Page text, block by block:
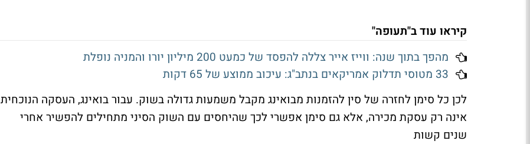
קיראו עוד ב"תעופה"
מהפך בתוך שנה: ווייז אייר צללה להפסד של כמעט 200 מיליון יורו והמניה נופלת
33 מטוסי תדלוק אמריקאים בנתב"ג: עיכוב ממוצע של 65 דקות
לכן כל סימן לחזרה של סין להזמנות מבואינג מקבל משמעות גדולה בשוק. עבור בואינג, העסקה הנוכחית
אינה רק עסקת מכירה, אלא גם סימן אפשרי לכך שהיחסים עם השוק הסיני מתחילים להפשיר אחרי
שנים קשות